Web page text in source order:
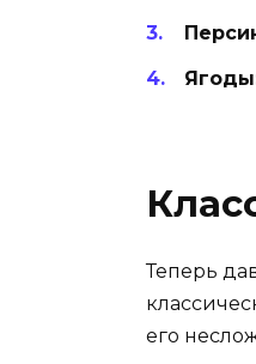
Теперь
его